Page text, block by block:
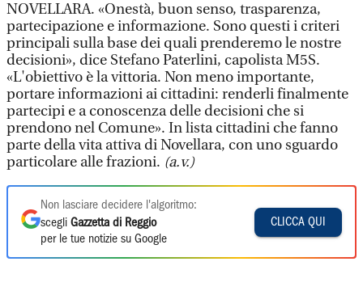
NOVELLARA. «Onestà, buon senso, trasparenza,
partecipazione e informazione. Sono questi i criteri
principali sulla base dei quali prenderemo le nostre
decisioni», dice Stefano Paterlini, capolista M5S.
«L'obiettivo è la vittoria. Non meno importante,
portare informazioni ai cittadini: renderli finalmente
partecipi e a conoscenza delle decisioni che si
prendono nel Comune». In lista cittadini che fanno
parte della vita attiva di Novellara, con uno sguardo
particolare alle frazioni. (a.v.)
Non lasciare decidere l'algoritmo:
scegli Gazzetta di Reggio
per le tue notizie su Google
CLICCA QUI